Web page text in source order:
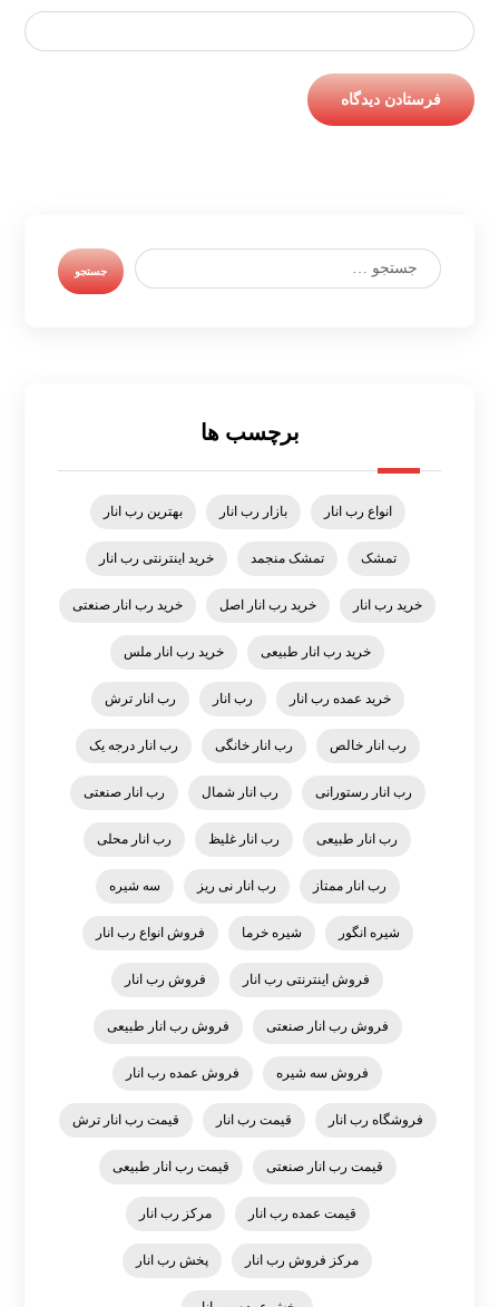
برچسب ها
انواع رب انار بازار رب انار بهترین رب انار
تمشک تمشک منجمد خرید اینترنتی رب انار
خرید رب انار خرید رب انار اصل خرید رب انار صنعتی
خرید رب انار طبیعی خرید رب انار ملس
خرید عمده رب انار رب انار رب انار ترش
رب انار خالص رب انار خانگی رب انار درجه یک
رب انار رستورانی رب انار شمال رب انار صنعتی
رب انار طبیعی رب انار غلیظ رب انار محلی
رب انار ممتاز رب انار نی ریز سه شیره
شیره انگور شیره خرما فروش انواع رب انار
فروش اینترنتی رب انار فروش رب انار
فروش رب انار صنعتی فروش رب انار طبیعی
فروش سه شیره فروش عمده رب انار
فروشگاه رب انار قیمت رب انار قیمت رب انار ترش
قیمت رب انار صنعتی قیمت رب انار طبیعی
قیمت عمده رب انار مرکز رب انار
مرکز فروش رب انار پخش رب انار